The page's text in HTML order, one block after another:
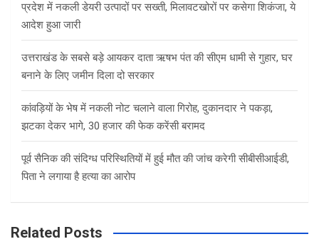
प्रदेश में नकली डेयरी उत्पादों पर सख्ती, मिलावटखोरों पर कसेगा शिकंजा, ये
आदेश हुआ जारी
उत्तराखंड के सबसे बड़े आयकर दाता ऋषभ पंत की सीएम धामी से गुहार, घर
बनाने के लिए जमीन दिला दो सरकार
कांवड़ियों के भेष में नकली नोट चलाने वाला गिरोह, दुकानदार ने पकड़ा,
झटका देकर भागे, 30 हजार की फेक करेंसी बरामद
पूर्व सैनिक की संदिग्ध परिस्थितियों में हुई मौत की जांच करेगी सीबीसीआईडी,
पिता ने लगाया है हत्या का आरोप
Related Posts